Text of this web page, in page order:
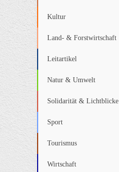
Kultur
Land- & Forstwirtschaft
Leitartikel
Natur & Umwelt
Solidarität & Lichtblicke
Sport
Tourismus
Wirtschaft